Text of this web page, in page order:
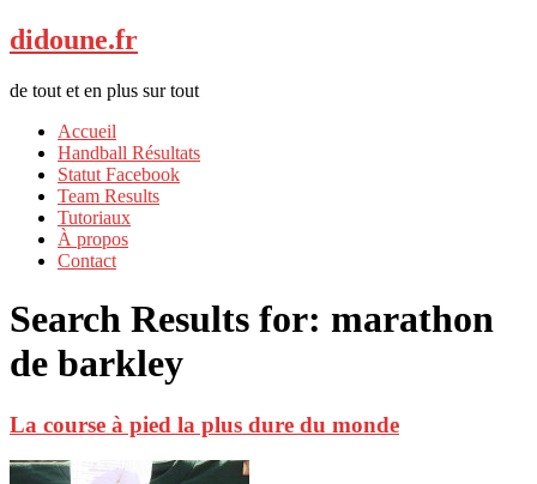
didoune.fr
de tout et en plus sur tout
Accueil
Handball Résultats
Statut Facebook
Team Results
Tutoriaux
À propos
Contact
Search Results for: marathon
de barkley
La course à pied la plus dure du monde